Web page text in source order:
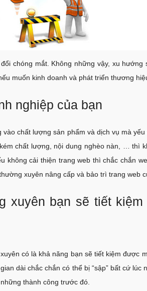
chóng mắt. Không những vậy, xu
muốn kinh doanh và phát triển thương
nghiệp của bạn
chất lượng sản phẩm và dịch vụ mà
chất lượng, nội dung nghèo nàn, … thì
không cải thiện trang web thì chắc chắn
xuyên nâng cấp và bảo trì trang web
xuyên bạn sẽ tiết
có là khả năng bạn sẽ tiết kiệm được
dài chắc chắn có thể bị “sập” bất cứ lúc
thành công trước đó.